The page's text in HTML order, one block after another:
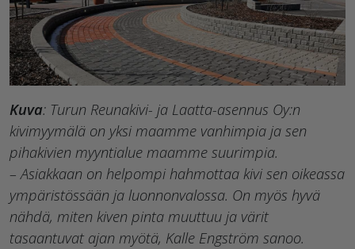
Kuva: Turun Reunakivi- ja Laatta-asennus Oy:n
kivimyymälä on yksi maamme vanhimpia ja sen
pihakivien myyntialue maamme suurimpia.
– Asiakkaan on helpompi hahmottaa kivi sen oikeassa
ympäristössään ja luonnonvalossa. On myös hyvä
nähdä, miten kiven pinta muuttuu ja värit
tasaantuvat ajan myötä, Kalle Engström sanoo.